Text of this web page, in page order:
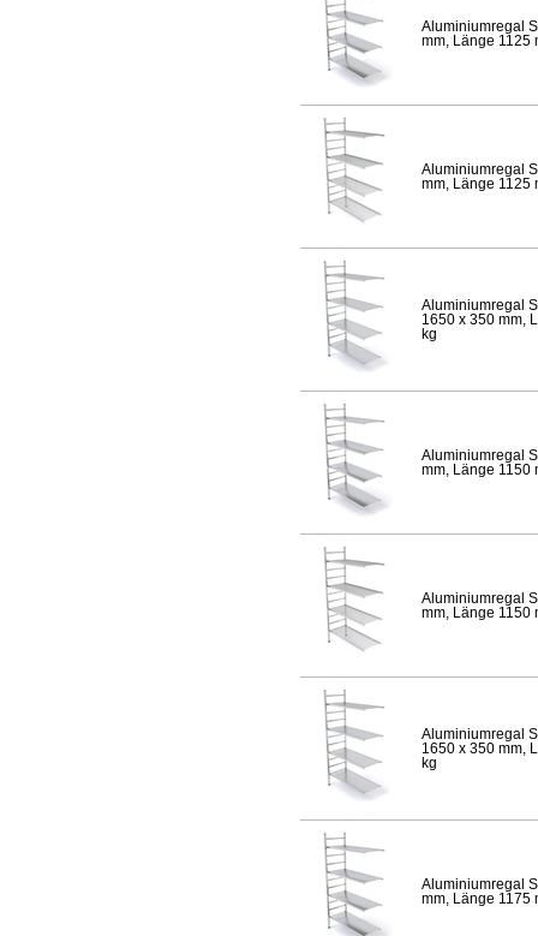
Aluminiumregal
mm, Länge 1125
Aluminiumregal
mm, Länge 1125
Aluminiumregal
1650 x 350 mm,
kg
Aluminiumregal
mm, Länge 1150
Aluminiumregal
mm, Länge 1150
Aluminiumregal
1650 x 350 mm,
kg
Aluminiumregal
mm, Länge 1175